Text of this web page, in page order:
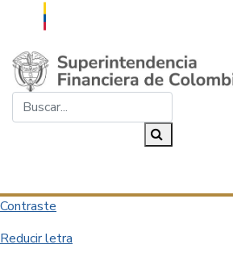
Saltar al contenido principal
Contraste
Reducir letra